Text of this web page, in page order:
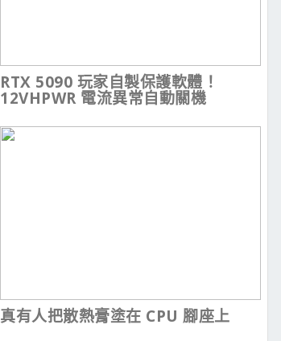
RTX 5090 玩家自製保護軟體！
12VHPWR 電流異常自動關機
真有人把散熱膏塗在 CPU 腳座上